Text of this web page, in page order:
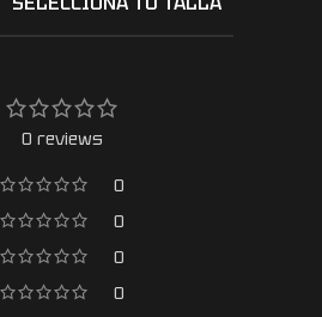
0 reviews
0
0
0
0